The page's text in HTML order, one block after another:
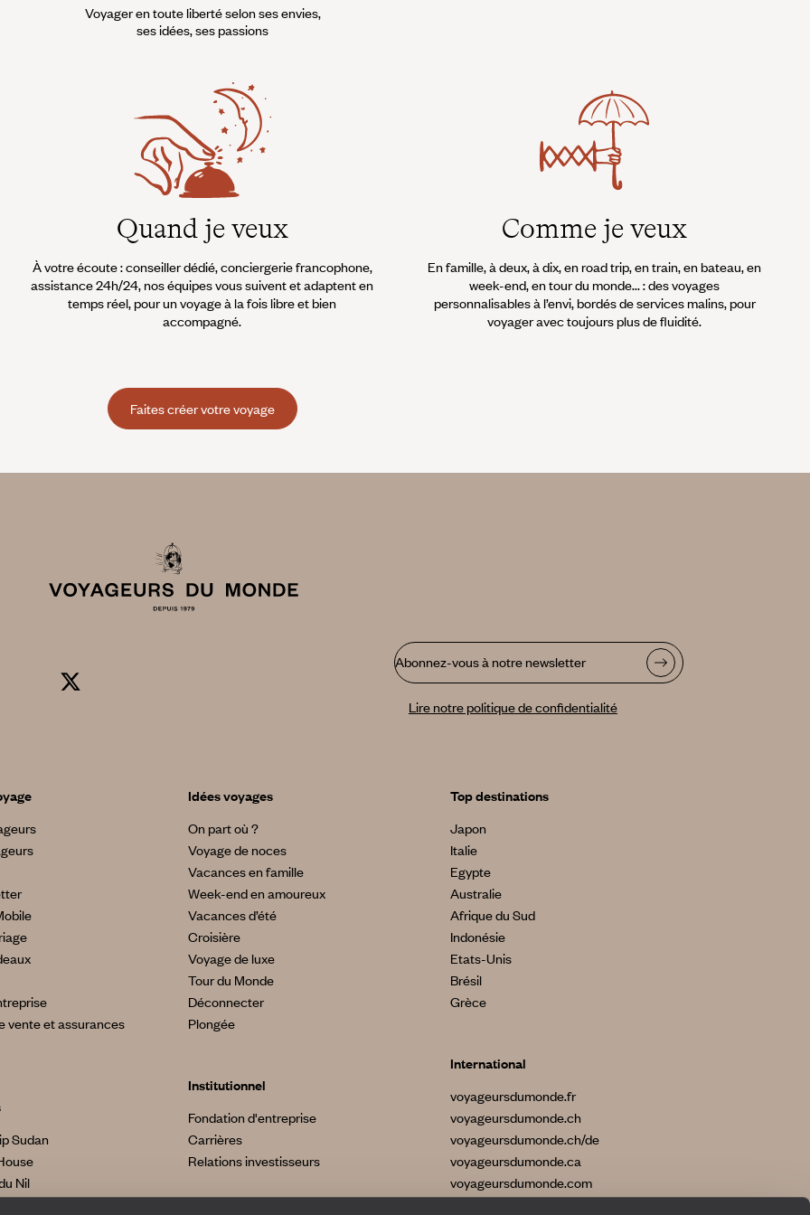
découverte du Cambodge et des temples d’Angkor
Saigon, un joli bâtiment colonial
le delta du Mékong : en bateau le long du fleuve et des canaux, en vélo à travers les rizières, en moto de village en village…
Sadec (un pont en dur a maintenant éclipsé le fameux bac de ses écrits, rendant tout simple l’accès au village de Marguerite
la bâtisse du 19ème siècle, bâtie qui a servi de décor pour le tournage du film « L’Amant ».
Kim Lien, à Saigon.
Voyager en toute liberté selon ses envies,
ses idées, ses passions
Quand je veux
À votre écoute : conseiller dédié, conciergerie francophone,
assistance 24h/24, nos équipes vous suivent et adaptent en
temps réel, pour un voyage à la fois libre et bien
accompagné.
Comme je veux
En famille, à deux, à dix, en road trip, en train, en bateau, en
week-end, en tour du monde... : des voyages
personnalisables à l’envi, bordés de services malins, pour
voyager avec toujours plus de fluidité.
Faites créer votre voyage
Abonnez-vous à notre newsletter
Lire notre politique de confidentialité
vente et assurances
Sudan
Nil
Idées voyages
On part où ?
Voyage de noces
Vacances en famille
Week-end en amoureux
Vacances d’été
Croisière
Voyage de luxe
Tour du Monde
Déconnecter
Plongée
Institutionnel
Fondation d'entreprise
Carrières
Relations investisseurs
Top destinations
Japon
Italie
Egypte
Australie
Afrique du Sud
Indonésie
Etats-Unis
Brésil
Grèce
International
voyageursdumonde.fr
voyageursdumonde.ch
voyageursdumonde.ch/de
voyageursdumonde.ca
voyageursdumonde.com